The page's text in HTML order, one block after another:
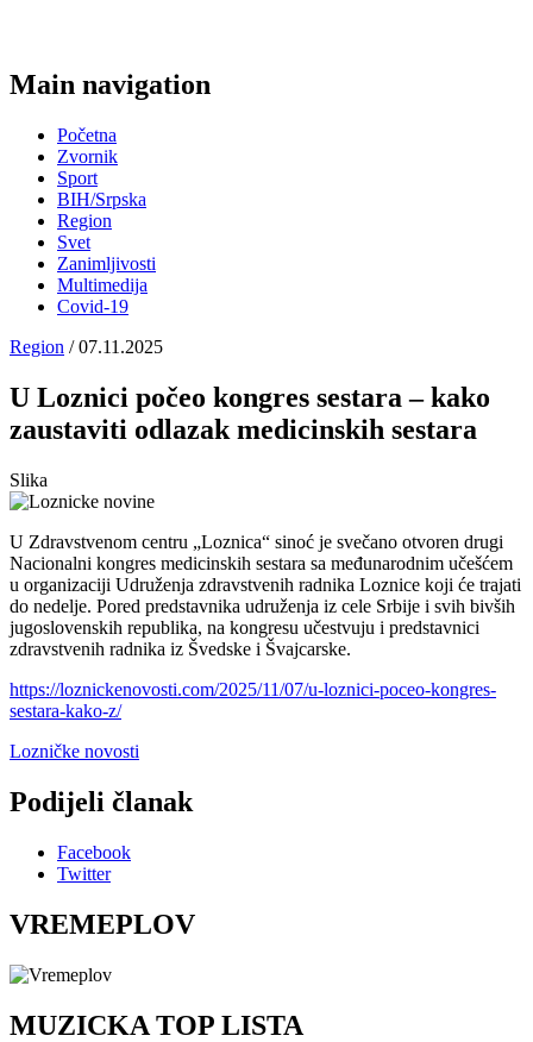
Main navigation
Početna
Zvornik
Sport
BIH/Srpska
Region
Svet
Zanimljivosti
Multimedija
Covid-19
Region / 07.11.2025
U Loznici počeo kongres sestara – kako
zaustaviti odlazak medicinskih sestara
Slika
U Zdravstvenom centru „Loznica“ sinoć je svečano otvoren drugi
Nacionalni kongres medicinskih sestara sa međunarodnim učešćem
u organizaciji Udruženja zdravstvenih radnika Loznice koji će trajati
do nedelje. Pored predstavnika udruženja iz cele Srbije i svih bivših
jugoslovenskih republika, na kongresu učestvuju i predstavnici
zdravstvenih radnika iz Švedske i Švajcarske.
https://loznickenovosti.com/2025/11/07/u-loznici-poceo-kongres-
sestara-kako-z/
Lozničke novosti
Podijeli članak
Facebook
Twitter
VREMEPLOV
MUZICKA TOP LISTA